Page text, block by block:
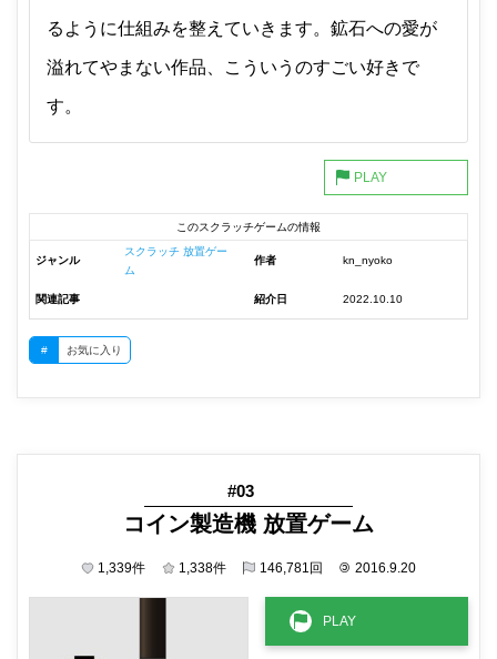
るように仕組みを整えていきます。鉱石への愛が
溢れてやまない作品、こういうのすごい好きで
す。
このスクラッチゲームの情報
ジャンル
スクラッチ 放置ゲー
ム
作者 kn_nyoko
関連記事 紹介日 2022.10.10
# お気に入り
#03
コイン製造機 放置ゲーム
1,339件 1,338件 146,781 回 © 2016.9.20